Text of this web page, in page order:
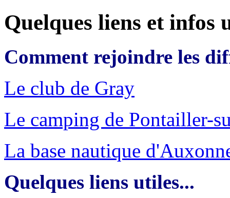
Quelques liens et infos
Comment rejoindre les
Le club de Gray
Le camping de Pontailler-
La base nautique
Quelques liens utiles...